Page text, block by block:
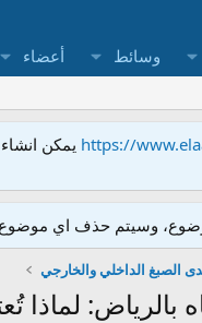
وسائط أعضاء
https:// يمكن
وسيتم حذف اي
الصبغ الداخلي والخارجي
لماذا